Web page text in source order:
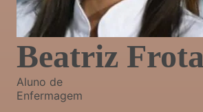
Beatriz Frota
Aluno de
Enfermagem